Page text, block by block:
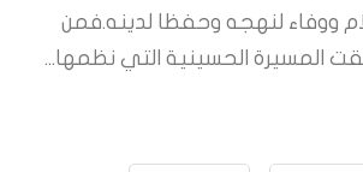
ووفاء لنهجه وحفظا لدينه.فمن
المسيرة الحسينية التي نظمها...